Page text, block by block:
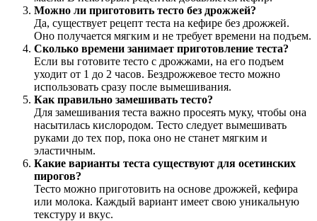
Можно ли приготовить тесто без дрожжей?
Да, существует рецепт теста на кефире без дрожжей.
Оно получается мягким и не требует времени на подъем.
Сколько времени занимает приготовление теста?
Если вы готовите тесто с дрожжами, на его подъем
уходит от 1 до 2 часов. Бездрожжевое тесто можно
использовать сразу после вымешивания.
Как правильно замешивать тесто?
Для замешивания теста важно просеять муку, чтобы она
насытилась кислородом. Тесто следует вымешивать
руками до тех пор, пока оно не станет мягким и
эластичным.
Какие варианты теста существуют для осетинских
пирогов?
Тесто можно приготовить на основе дрожжей, кефира
или молока. Каждый вариант имеет свою уникальную
текстуру и вкус.